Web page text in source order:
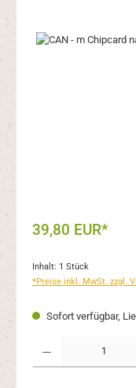
Bildergalerie
39,80 EUR*
Inhalt: 1 Stück
*Preise inkl. MwSt. zzgl.
Sofort verfügbar,
Produkt Anzahl: Gib den